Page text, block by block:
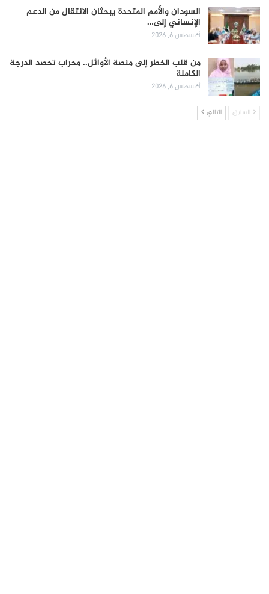
السودان والأمم المتحدة يبحثان الانتقال من الدعم
الإنساني إلى…
أغسطس 6, 2026
من قلب الخطر إلى منصة الأوائل.. محراب تحصد الدرجة
الكاملة
أغسطس 6, 2026
السابق التالي